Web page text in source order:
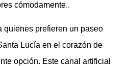
cómodamente..
quienes prefieren un paseo
Lucía en el corazón de
opción. Este canal artificial